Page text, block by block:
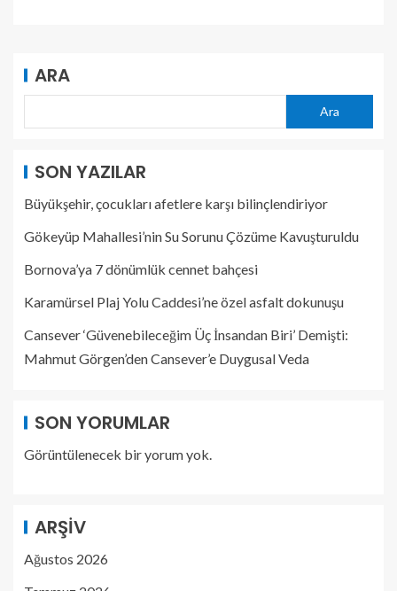
ARA
Ara
SON YAZILAR
Büyükşehir, çocukları afetlere karşı bilinçlendiriyor
Gökeyüp Mahallesi’nin Su Sorunu Çözüme Kavuşturuldu
Bornova’ya 7 dönümlük cennet bahçesi
Karamürsel Plaj Yolu Caddesi’ne özel asfalt dokunuşu
Cansever ‘Güvenebileceğim Üç İnsandan Biri’ Demişti:
Mahmut Görgen’den Cansever’e Duygusal Veda
SON YORUMLAR
Görüntülenecek bir yorum yok.
ARŞIV
Ağustos 2026